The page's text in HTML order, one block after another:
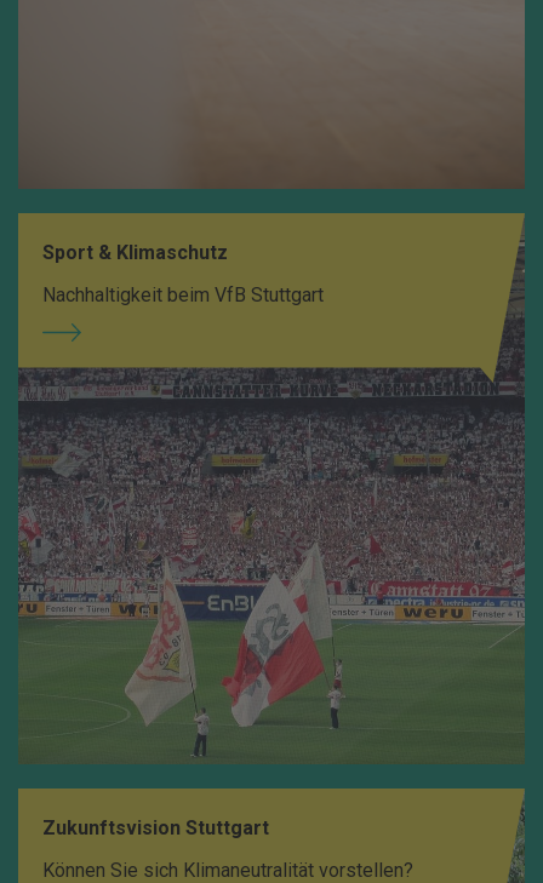
Sport & Klimaschutz
Nachhaltigkeit beim VfB Stuttgart
Zukunftsvision Stuttgart
Können Sie sich Klimaneutralität vorstellen?